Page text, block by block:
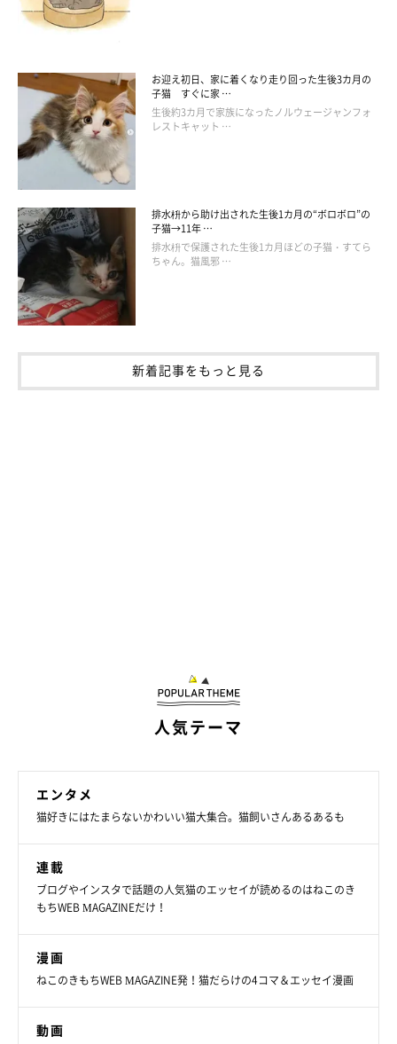
お迎え初日、家に着くなり走り回った生後3カ月の
子猫 すぐに家 …
生後約3カ月で家族になったノルウェージャンフォ
レストキャット …
排水枡から助け出された生後1カ月の“ボロボロ”の
子猫→11年 …
排水枡で保護された生後1カ月ほどの子猫・すてら
ちゃん。猫風邪 …
新着記事をもっと見る
人気テーマ
エンタメ
猫好きにはたまらないかわいい猫大集合。猫飼いさんあるあるも
連載
ブログやインスタで話題の人気猫のエッセイが読めるのはねこのき
もちWEB MAGAZINEだけ！
漫画
ねこのきもちWEB MAGAZINE発！猫だらけの4コマ＆エッセイ漫画
動画